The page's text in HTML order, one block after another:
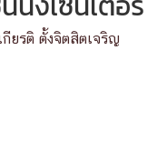
ยรติ ตั้งจิตสิตเจริญ